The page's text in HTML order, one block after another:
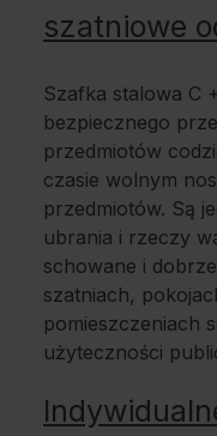
szatniowe
Szafka stalowa C
bezpiecznego
przedmiotów
czasie wolnym
przedmiotów. Są
ubrania i rzeczy
schowane i
szatniach,
pomieszczeniach
użyteczności